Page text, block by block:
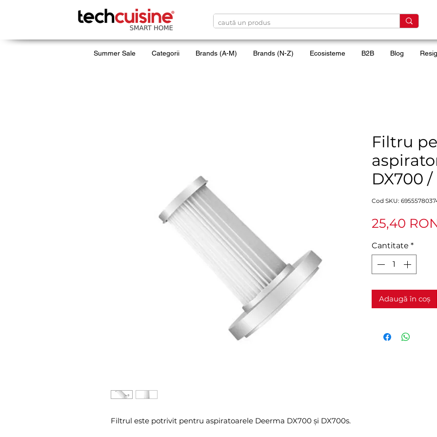
Summer Sale Categorii Brands (A-M) Brands (N-Z) Ecosisteme B2B Blog
Filtrul este potrivit pentru aspiratoarele Deerma DX700 și DX700s.
Filtru
DX700
Cod SKU:
25,40
Cantitate *
Adaugă în coș